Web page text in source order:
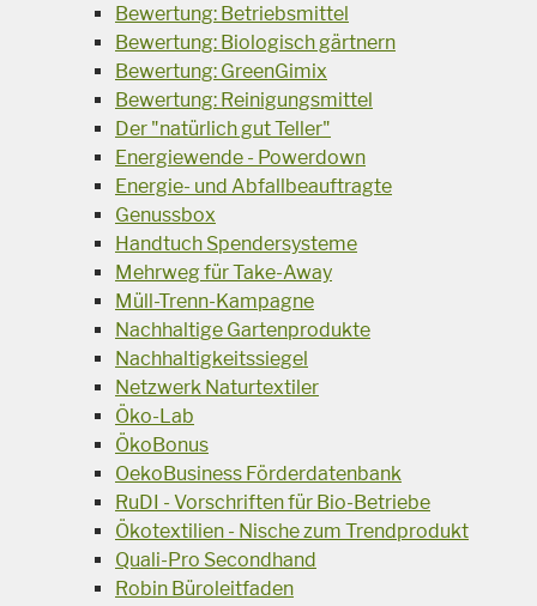
Bewertung: Betriebsmittel
Bewertung: Biologisch gärtnern
Bewertung: GreenGimix
Bewertung: Reinigungsmittel
Der "natürlich gut Teller"
Energiewende - Powerdown
Energie- und Abfallbeauftragte
Genussbox
Handtuch Spendersysteme
Mehrweg für Take-Away
Müll-Trenn-Kampagne
Nachhaltige Gartenprodukte
Nachhaltigkeitssiegel
Netzwerk Naturtextiler
Öko-Lab
ÖkoBonus
OekoBusiness Förderdatenbank
RuDI - Vorschriften für Bio-Betriebe
Ökotextilien - Nische zum Trendprodukt
Quali-Pro Secondhand
Robin Büroleitfaden